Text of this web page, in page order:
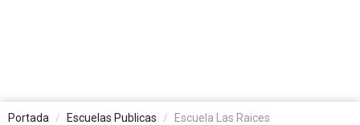
Portada Escuelas Publicas Escuela Las Raices